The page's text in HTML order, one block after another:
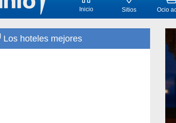
Inicio Sitios Ocio
Los hoteles mejores